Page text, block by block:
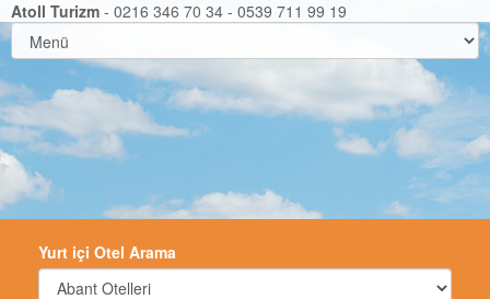
Atoll Turizm - 0216 346 70 34 - 0539 711 99 19
Yurt içi Otel Arama